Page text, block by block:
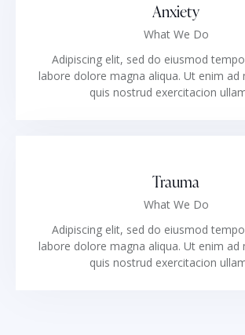
Anxiety
What We Do
Adipiscing elit, sed do eiusmod
labore dolore magna aliqua. Ut enim ad
quis nostrud exercitacion
Trauma
What We Do
Adipiscing elit, sed do eiusmod
labore dolore magna aliqua. Ut enim ad
quis nostrud exercitacion